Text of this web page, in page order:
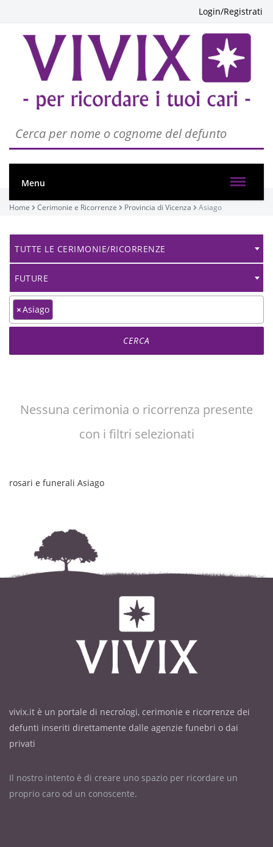
Login/Registrati
Menu
Home Cerimonie e Ricorrenze Provincia di Vicenza Asiago
TUTTE LE CERIMONIE/RICORRENZE
FUTURE
×Asiago
Nessuna cerimonia o ricorrenza presente
con i filtri selezionati
rosari e funerali Asiago
vivix.it è un portale di necrologi, cerimonie e ricorrenze dei
defunti inseriti direttamente dalle agenzie funebri o dai
privati
Il nostro intento è di creare uno spazio per ricordare un
proprio caro od un conoscente.